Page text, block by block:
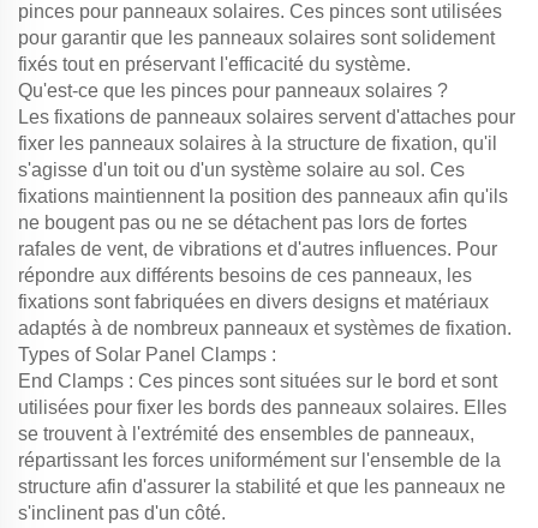
pinces pour panneaux solaires. Ces pinces sont utilisées
pour garantir que les panneaux solaires sont solidement
fixés tout en préservant l'efficacité du système.
Qu'est-ce que les pinces pour panneaux solaires ?
Les fixations de panneaux solaires servent d'attaches pour
fixer les panneaux solaires à la structure de fixation, qu'il
s'agisse d'un toit ou d'un système solaire au sol. Ces
fixations maintiennent la position des panneaux afin qu'ils
ne bougent pas ou ne se détachent pas lors de fortes
rafales de vent, de vibrations et d'autres influences. Pour
répondre aux différents besoins de ces panneaux, les
fixations sont fabriquées en divers designs et matériaux
adaptés à de nombreux panneaux et systèmes de fixation.
Types of Solar Panel Clamps :
End Clamps : Ces pinces sont situées sur le bord et sont
utilisées pour fixer les bords des panneaux solaires. Elles
se trouvent à l'extrémité des ensembles de panneaux,
répartissant les forces uniformément sur l'ensemble de la
structure afin d'assurer la stabilité et que les panneaux ne
s'inclinent pas d'un côté.